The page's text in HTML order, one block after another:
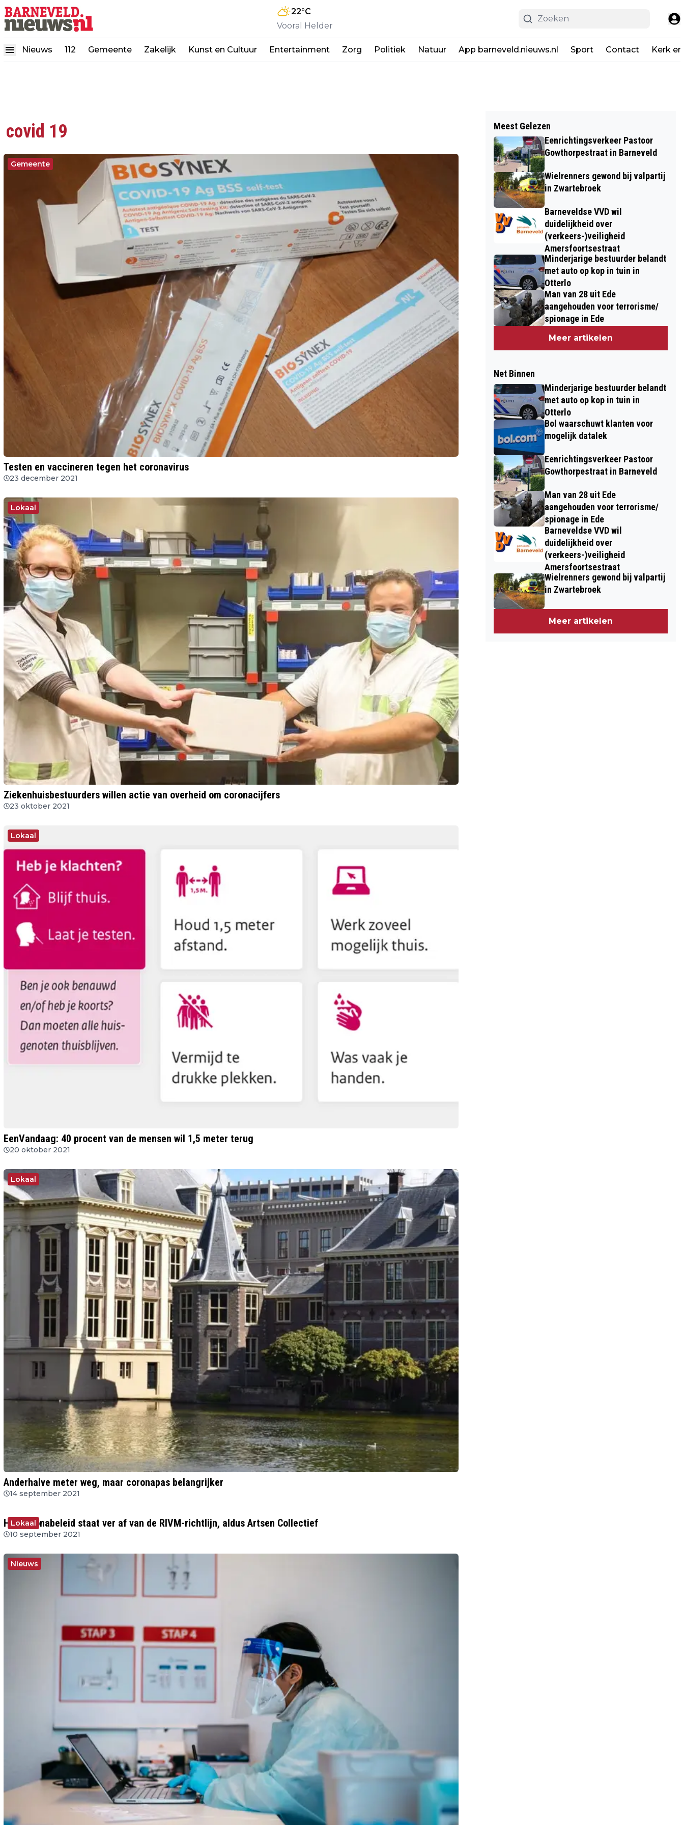
22°C
Vooral Helder
Nieuws 112 Gemeente Zakelijk Kunst en Cultuur Entertainment Zorg Politiek Natuur App barneveld.nieuws.nl Sport Contact Kerk
covid 19
Gemeente
Testen en vaccineren tegen het coronavirus
23 december 2021
Lokaal
Ziekenhuisbestuurders willen actie van overheid om coronacijfers
23 oktober 2021
Lokaal
EenVandaag: 40 procent van de mensen wil 1,5 meter terug
20 oktober 2021
Lokaal
Anderhalve meter weg, maar coronapas belangrijker
14 september 2021
Lokaal
Het coronabeleid staat ver af van de RIVM-richtlijn, aldus Artsen Collectief
10 september 2021
Nieuws
Meest Gelezen
Eenrichtingsverkeer Pastoor
Gowthorpestraat in Barneveld
Wielrenners gewond bij valpartij
in Zwartebroek
Barneveldse VVD wil
duidelijkheid over
(verkeers-)veiligheid
Amersfoortsestraat
Minderjarige bestuurder belandt
met auto op kop in tuin in
Otterlo
Man van 28 uit Ede
aangehouden voor terrorisme/
spionage in Ede
Meer artikelen
Net Binnen
Minderjarige bestuurder belandt
met auto op kop in tuin in
Otterlo
Bol waarschuwt klanten voor
mogelijk datalek
Eenrichtingsverkeer Pastoor
Gowthorpestraat in Barneveld
Man van 28 uit Ede
aangehouden voor terrorisme/
spionage in Ede
Barneveldse VVD wil
duidelijkheid over
(verkeers-)veiligheid
Amersfoortsestraat
Wielrenners gewond bij valpartij
in Zwartebroek
Meer artikelen